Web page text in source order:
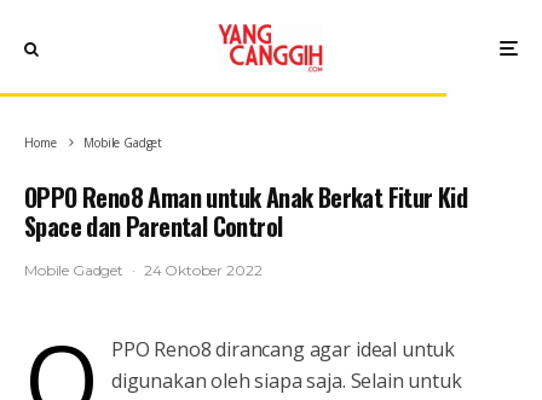
Home Mobile Gadget
OPPO Reno8 Aman untuk Anak Berkat Fitur Kid
Space dan Parental Control
Mobile Gadget · 24 Oktober 2022
PPO Reno8 dirancang agar ideal untuk
digunakan oleh siapa saja. Selain untuk